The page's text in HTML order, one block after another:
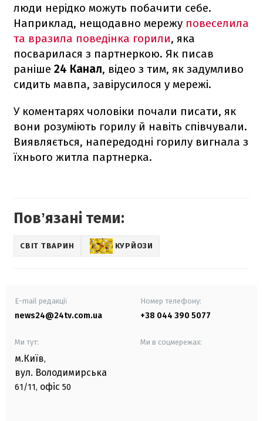
люди нерідко можуть побачити себе.
Наприклад, нещодавно мережу повеселила
та вразила поведінка горили, яка
посварилася з партнеркою. Як писав
раніше 24 Канал, відео з тим, як задумливо
сидить мавпа, завірусилося у мережі.
У коментарях чоловіки почали писати, як
вони розуміють горилу й навіть співчували.
Виявляється, напередодні горилу вигнала з
їхнього житла партнерка.
Повʼязані теми:
СВІТ ТВАРИН КУРЙОЗИ
E-mail редакції
news24@24tv.com.ua
Номер телефону:
+38 044 390 5077
Ми тут:
м.Київ,
вул. Володимирська
61/11, офіс 50
Ми в соцмережах: